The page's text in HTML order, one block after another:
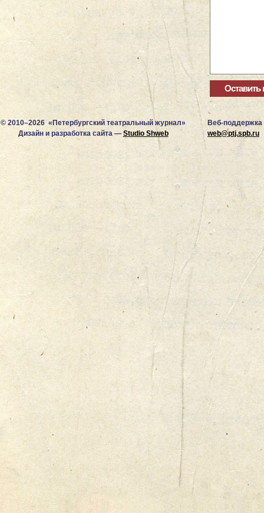
© 2010–2026 «Петербургский театральный журнал»
Дизайн и разработка сайта — Studio Shweb
Веб-поддержка
web@ptj.spb.ru